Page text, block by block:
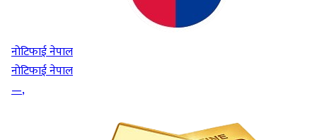
नोटिफाई नेपाल
नोटिफाई नेपाल
—,